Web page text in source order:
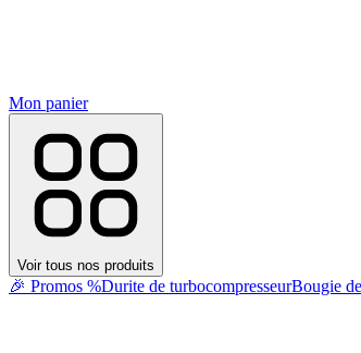
Mon panier
Voir tous nos produits
🎉 Promos %Durite de turbocompresseurBougie